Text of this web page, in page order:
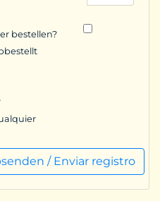
bestellen?
/ Enviar registro